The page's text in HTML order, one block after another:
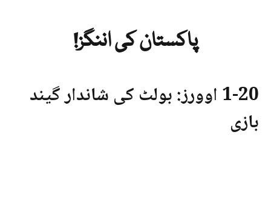
پاکستان کی اننگز!
1-20 اوورز: بولٹ کی شاندار گیند
بازی